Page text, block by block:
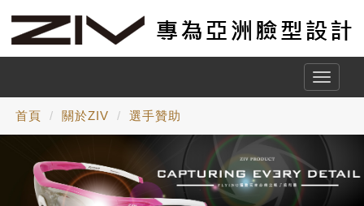
Toggle
首頁 關於ZIV 選手贊助